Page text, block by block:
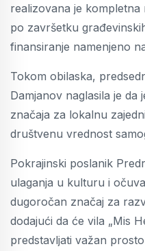
realizovana je
po završetku
finansiranje namenjeno
Tokom obilaska,
Damjanov naglasila je da
značaja za lokalnu
društvenu vrednost
Pokrajinski poslanik
ulaganja u kulturu i
dugoročan značaj za
dodajući da će vila „Mis
predstavljati važan